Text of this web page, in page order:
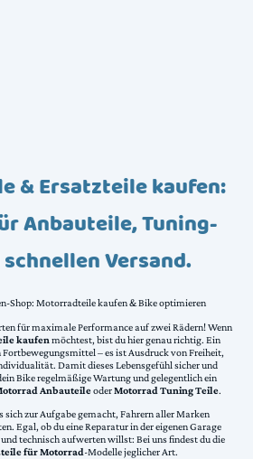
& Ersatzteile kaufen:
Anbauteile, Tuning-
Versand.
Shop: Motorradteile kaufen & Bike optimieren
für maximale Performance auf zwei Rädern! Wenn
kaufen möchtest, bist du hier genau richtig. Ein
– es ist Ausdruck von Freiheit,
Damit dieses Lebensgefühl sicher und
Bike regelmäßige Wartung und gelegentlich ein
AnbauteileoderMotorrad Tuning Teile.
sich zur Aufgabe gemacht, Fahrern aller Marken
Egal, ob du eine Reparatur in der eigenen Garage
technisch aufwerten willst: Bei uns findest du die
für Motorrad-Modelle jeglicher Art.